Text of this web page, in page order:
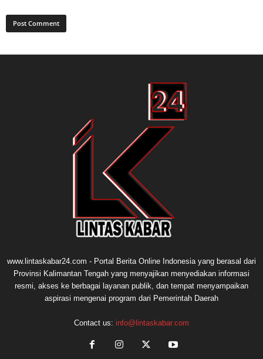
www.lintaskabar24.com - Portal Berita Online Indonesia yang berasal dari
Provinsi Kalimantan Tengah yang menyajikan menyediakan informasi
resmi, akses ke berbagai layanan publik, dan tempat menyampaikan
aspirasi mengenai program dari Pemerintah Daerah
Contact us: info@lintaskabar.com